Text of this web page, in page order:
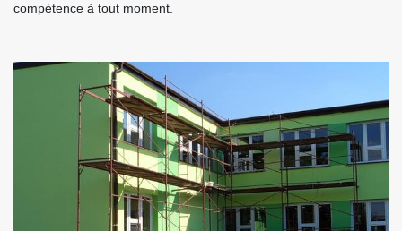
compétence à tout moment.